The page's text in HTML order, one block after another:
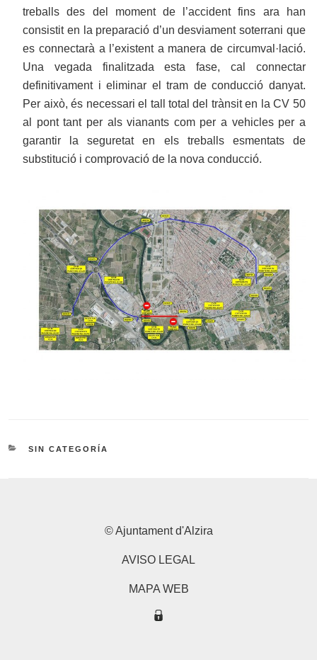
treballs des del moment de l’accident fins ara han
consistit en la preparació d’un desviament soterrani que
es connectarà a l’existent a manera de circumval·lació.
Una vegada finalitzada esta fase, cal connectar
definitivament i eliminar el tram de conducció danyat.
Per això, és necessari el tall total del trànsit en la CV 50
al pont tant per als vianants com per a vehicles per a
garantir la seguretat en els treballs esmentats de
substitució i comprovació de la nova conducció.
CATEGORÍAS
SIN CATEGORÍA
© Ajuntament d'Alzira
AVISO LEGAL
MAPA WEB